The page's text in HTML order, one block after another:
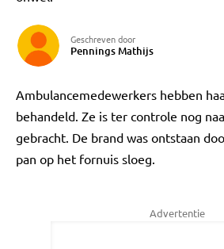
Geschreven door
Pennings Mathijs
Ambulancemedewerkers hebben
behandeld. Ze is ter controle nog
gebracht. De brand was ontstaan
pan op het fornuis sloeg.
Advertentie